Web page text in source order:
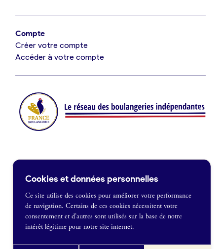
Je suis fournisseur
Je crée mon compte
France Boulangerie
1 rue Alexandre Fleming
Compte
Créer votre compte
Accéder à votre compte
Je souhaite être recontacté
Cookies et données personnelles
Ce site utilise des cookies pour améliorer votre performance
de navigation. Certains de ces cookies nécessitent votre
consentement et d’autres sont utilisés sur la base de notre
intérêt légitime pour notre site internet.